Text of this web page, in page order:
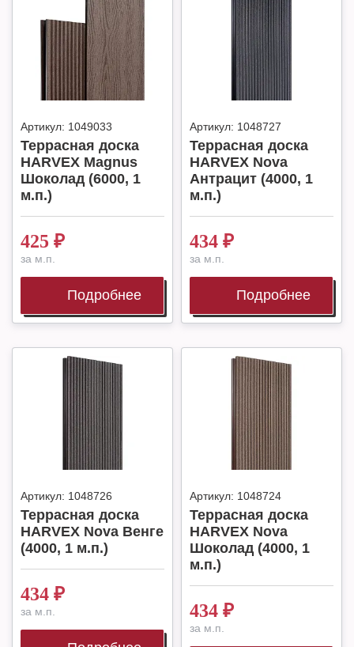
Артикул: 1049033
Террасная доска
HARVEX Magnus
Шоколад (6000, 1
м.п.)
425 ₽
за м.п.
Подробнее
Артикул: 1048727
Террасная доска
HARVEX Nova
Антрацит (4000, 1
м.п.)
434 ₽
за м.п.
Подробнее
Артикул: 1048726
Террасная доска
HARVEX Nova Венге
(4000, 1 м.п.)
434 ₽
за м.п.
Артикул: 1048724
Террасная доска
HARVEX Nova
Шоколад (4000, 1
м.п.)
434 ₽
за м.п.